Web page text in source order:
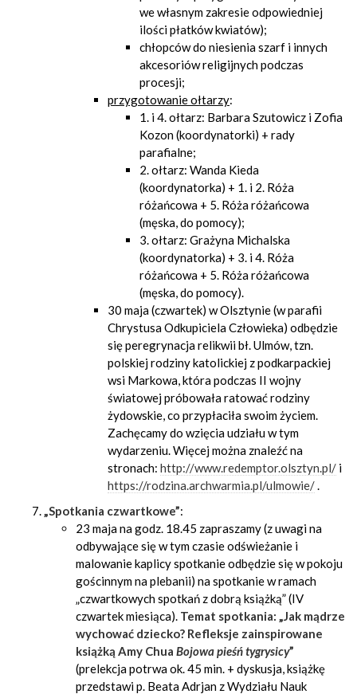
we własnym zakresie odpowiedniej
ilości płatków kwiatów);
chłopców do niesienia szarf i innych
akcesoriów religijnych podczas
procesji;
przygotowanie ołtarzy:
1. i 4. ołtarz: Barbara Szutowicz i Zofia
Kozon (koordynatorki) + rady
parafialne;
2. ołtarz: Wanda Kieda
(koordynatorka) + 1. i 2. Róża
różańcowa + 5. Róża różańcowa
(męska, do pomocy);
3. ołtarz: Grażyna Michalska
(koordynatorka) + 3. i 4. Róża
różańcowa + 5. Róża różańcowa
(męska, do pomocy).
30 maja (czwartek) w Olsztynie (w parafii
Chrystusa Odkupiciela Człowieka) odbędzie
się peregrynacja relikwii bł. Ulmów, tzn.
polskiej rodziny katolickiej z podkarpackiej
wsi Markowa, która podczas II wojny
światowej próbowała ratować rodziny
żydowskie, co przypłaciła swoim życiem.
Zachęcamy do wzięcia udziału w tym
wydarzeniu. Więcej można znaleźć na
stronach: http://www.redemptor.olsztyn.pl/ i
https://rodzina.archwarmia.pl/ulmowie/.
„Spotkania czwartkowe”:
23 maja na godz. 18.45 zapraszamy (z uwagi na
odbywające się w tym czasie odświeżanie i
malowanie kaplicy spotkanie odbędzie się w pokoju
gościnnym na plebanii) na spotkanie w ramach
„czwartkowych spotkań z dobrą książką” (IV
czwartek miesiąca). Temat spotkania: „Jak mądrze
wychować dziecko? Refleksje zainspirowane
książką Amy Chua Bojowa pieśń tygrysicy”
(prelekcja potrwa ok. 45 min. + dyskusja, książkę
przedstawi p. Beata Adrjan z Wydziału Nauk